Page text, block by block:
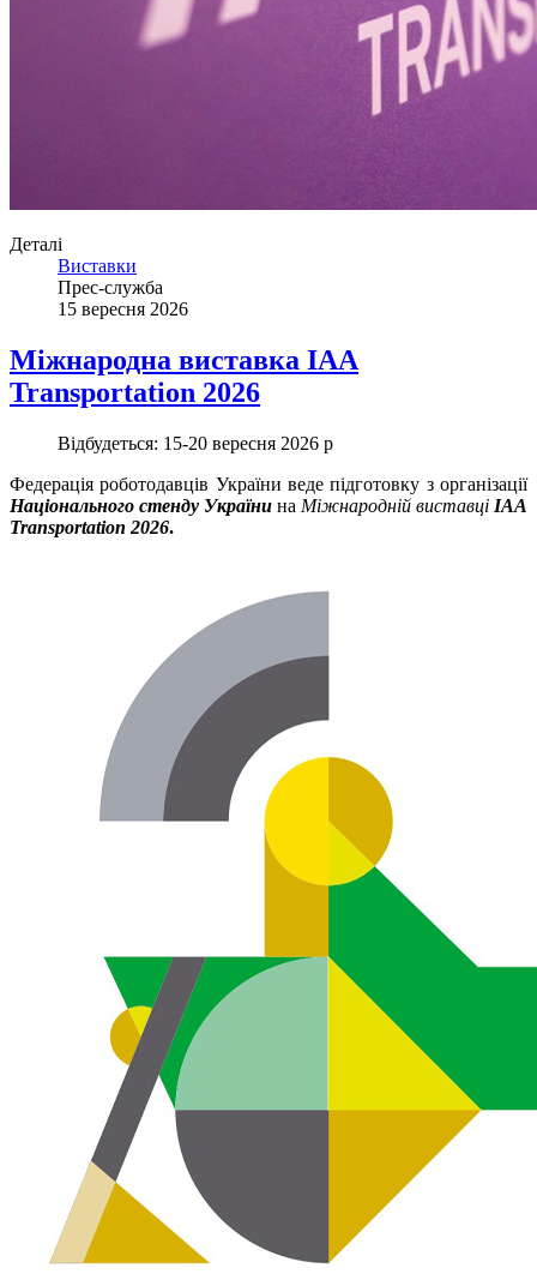
Деталі
Виставки
Прес-служба
15 вересня 2026
Міжнародна виставка IAA
Transportation 2026
Відбудеться: 15-20 вересня 2026 р
Федерація роботодавців України веде підготовку з організації
Національного стенду України на Міжнародній виставці IAA
Transportation 2026.